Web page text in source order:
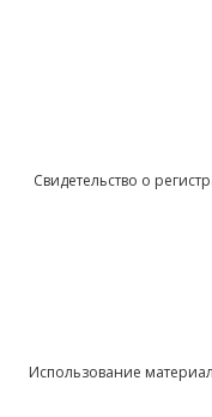
Свидетельство о
Использование